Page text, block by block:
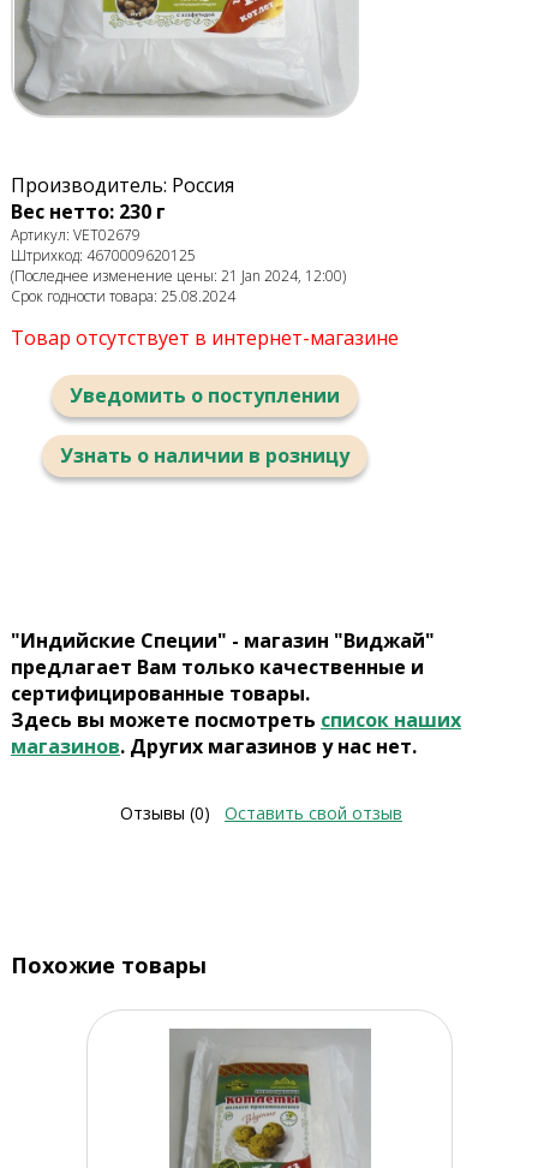
Производитель: Россия
Вес нетто: 230 г
Артикул: VET02679
Штрихкод: 4670009620125
(Последнее изменение цены: 21 Jan 2024, 12:00)
Срок годности товара: 25.08.2024
Товар отсутствует в интернет-магазине
Уведомить о поступлении
Узнать о наличии в розницу
"Индийские Специи" - магазин "Виджай"
предлагает Вам только качественные и
сертифицированные товары.
Здесь вы можете посмотреть список наших
магазинов. Других магазинов у нас нет.
Отзывы (0) Оставить свой отзыв
Похожие товары